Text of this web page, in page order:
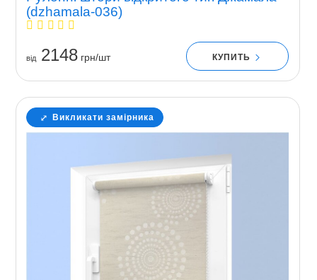
(dzhamala-036)
вiд2148грн/шт КУПИТЬ
Викликати замірника